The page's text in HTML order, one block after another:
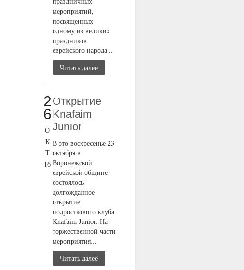
мероприятий,
посвященных
одному из великих
праздников
еврейского народа...
Читать далее
2
6
О
К
Т
16
Открытие
Knafaim
Junior
В это воскресенье 23
октября в
Воронежской
еврейской общине
состоялось
долгожданное
открытие
подросткового клуба
Knafaim Junior. На
торжественной части
мероприятия...
Читать далее